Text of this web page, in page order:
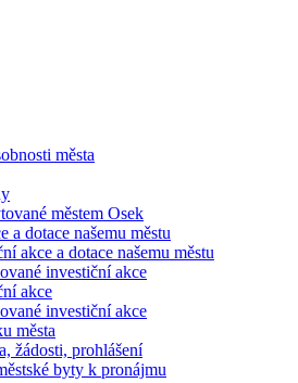
města
městem Osek
a dotace našemu městu
akce a dotace našemu městu
investiční akce
akce
investiční akce
města
žádosti, prohlášení
byty k pronájmu